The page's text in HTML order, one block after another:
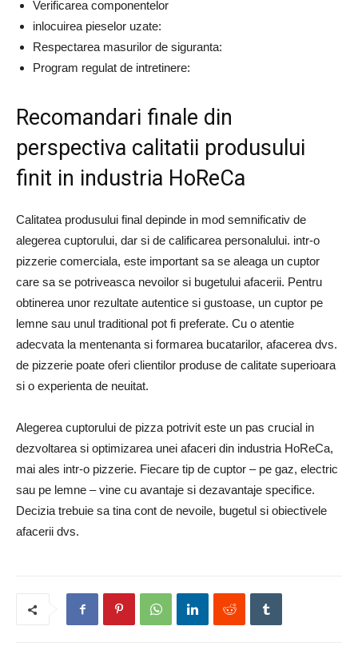
Verificarea componentelor
inlocuirea pieselor uzate:
Respectarea masurilor de siguranta:
Program regulat de intretinere:
Recomandari finale din
perspectiva calitatii produsului
finit in industria HoReCa
Calitatea produsului final depinde in mod semnificativ de
alegerea cuptorului, dar si de calificarea personalului. intr-o
pizzerie comerciala, este important sa se aleaga un cuptor
care sa se potriveasca nevoilor si bugetului afacerii. Pentru
obtinerea unor rezultate autentice si gustoase, un cuptor pe
lemne sau unul traditional pot fi preferate. Cu o atentie
adecvata la mentenanta si formarea bucatarilor, afacerea dvs.
de pizzerie poate oferi clientilor produse de calitate superioara
si o experienta de neuitat.
Alegerea cuptorului de pizza potrivit este un pas crucial in
dezvoltarea si optimizarea unei afaceri din industria HoReCa,
mai ales intr-o pizzerie. Fiecare tip de cuptor – pe gaz, electric
sau pe lemne – vine cu avantaje si dezavantaje specifice.
Decizia trebuie sa tina cont de nevoile, bugetul si obiectivele
afacerii dvs.